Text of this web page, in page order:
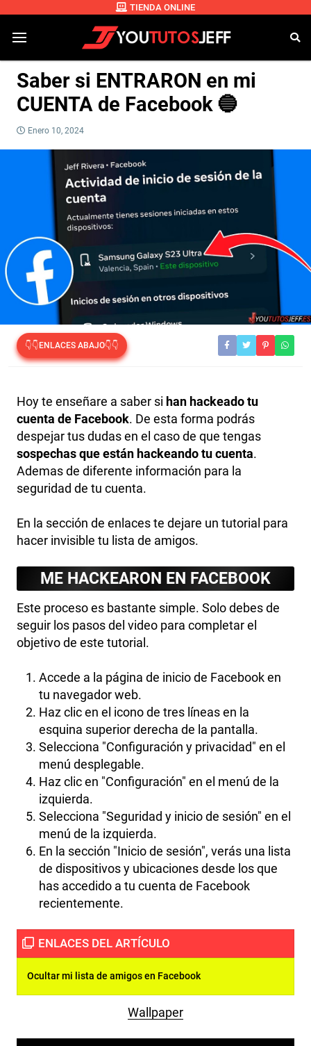
TIENDA ONLINE
Saber si ENTRARON en mi
CUENTA de Facebook 🔵
Enero 10, 2024
👇👇ENLACES ABAJO👇👇
Hoy te enseñare a saber si han hackeado tu
cuenta de Facebook. De esta forma podrás
despejar tus dudas en el caso de que tengas
sospechas que están hackeando tu cuenta.
Ademas de diferente información para la
seguridad de tu cuenta.
En la sección de enlaces te dejare un tutorial para
hacer invisible tu lista de amigos.
ME HACKEARON EN FACEBOOK
Este proceso es bastante simple. Solo debes de
seguir los pasos del video para completar el
objetivo de este tutorial.
Accede a la página de inicio de Facebook en
tu navegador web.
Haz clic en el icono de tres líneas en la
esquina superior derecha de la pantalla.
Selecciona "Configuración y privacidad" en el
menú desplegable.
Haz clic en "Configuración" en el menú de la
izquierda.
Selecciona "Seguridad y inicio de sesión" en el
menú de la izquierda.
En la sección "Inicio de sesión", verás una lista
de dispositivos y ubicaciones desde los que
has accedido a tu cuenta de Facebook
recientemente.
Ocultar mi lista de amigos en Facebook
Wallpaper